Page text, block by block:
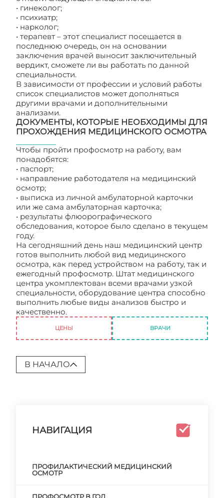
• гинеколог;
• психиатр;
• нарколог;
• терапевт – этот специалист посещается в
последнюю очередь, он на основании
заключения врачей выносит заключительный
вердикт, сможете ли вы работать по данной
специальности.
В зависимости от профессии и условий работы
список специалистов может дополняться
другими врачами и дополнительными
анализами.
ДОКУМЕНТЫ, КОТОРЫЕ НЕОБХОДИМЫ ДЛЯ
ПРОХОЖДЕНИЯ МЕДИЦИНСКОГО ОСМОТРА
Чтобы пройти профосмотр на работу, вам
понадобятся:
• паспорт;
• направление работодателя на медицинский
осмотр;
• выписка из личной амбулаторной карточки
или же сама амбулаторная карточка;
• результаты флюорографического
обследования, которое было сделано в текущем
году.
На сегодняшний день наш медицинский центр
готов выполнить любой вид медицинского
осмотра, как перед устройством на работу, так и
ежегодный профосмотр. Штат медицинского
центра укомплектован всеми врачами узкой
специальности, оборудование центра способно
выполнить любые виды анализов быстро и
качественно.
ЦЕНЫ ВРАЧИ
В НАЧАЛО
НАВИГАЦИЯ
ПРОФИЛАКТИЧЕСКИЙ МЕДИЦИНСКИЙ
ОСМОТР